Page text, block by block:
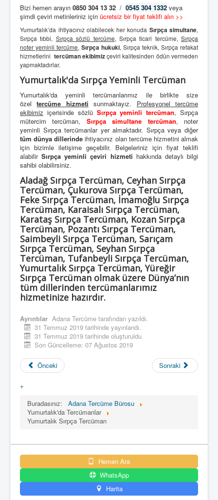
Bizi hemen arayın 0850 304 13 32 / 0545 304 1332 veya
şimdi çeviri metinleriniz için ücretsiz bir fiyat teklifi alın >>
Yumurtalık’da ihtiyacınız olabilecek her konuda Sırpça simultane,
Sırpça tıbbi, Sırpça sözlü tercüme, Sırpça ticari tercüme, Sırpça
noter yeminli tercüme, Sırpça hukuki, Sırpça teknik, Sırpça refakat
hizmetlerini tercüman ekibimizçeviri kalitesinden ödün vermeden
yapmaktadırlar.
Yumurtalık'da Sırpça Yeminli Tercüman
Yumurtalık'da yeminli tercümanlarımız ile birlikte size
özeltercüme hizmeti sunmaktayız. Profesyonel tercüme
ekibimiz içerisinde sözlü Sırpça yeminli tercüman, Sırpça
mütercim tercüman, Sırpça simultane tercüman, noter
yeminli Sırpça tercümanlar yer almaktadır. Sırpça veya diğer
tüm dünya dillerinde ihtiyacınız olan tercüme hizmetini almak
için bizimle iletişime geçebilir. Belgeleriniz için fiyat teklifi
alabilirSırpça yeminli çeviri hizmeti hakkında detaylı bilgi
sahibi olabilirsiniz.
Aladağ Sırpça Tercüman, Ceyhan Sırpça
Tercüman, Çukurova Sırpça Tercüman,
Feke Sırpça Tercüman, İmamoğlu Sırpça
Tercüman, Karaisalı Sırpça Tercüman,
Karataş Sırpça Tercüman, Kozan Sırpça
Tercüman, Pozantı Sırpça Tercüman,
Saimbeyli Sırpça Tercüman, Sarıçam
Sırpça Tercüman, Seyhan Sırpça
Tercüman, Tufanbeyli Sırpça Tercüman,
Yumurtalık Sırpça Tercüman, Yüreğir
Sırpça Tercüman olmak üzere Dünya’nın
tüm dillerinden tercümanlarımız
hizmetinize hazırdır.
Ayrıntılar Adana Tercüme tarafından yazıldı.
31 Temmuz 2019 tarihinde yayınlandı.
31 Temmuz 2019 tarihinde oluşturuldu
Son Güncelleme: 07 Ağustos 2019
Önceki Sonraki
+
Buradasınız:
Adana Tercüme Bürosu
Yumurtalık'da Tercümanlar
Yumurtalık Sırpça Tercüman
Hemen Ara
WhatsApp
Harita